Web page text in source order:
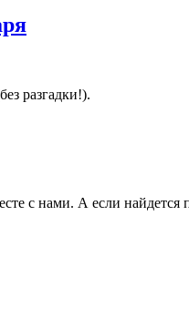
разгадки!).
с нами. А если найдется